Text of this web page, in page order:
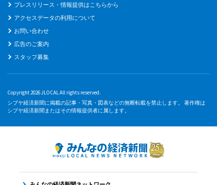
プレスリリース・情報提供はこちらから
アクセスデータの利用について
お問い合わせ
広告のご案内
スタッフ募集
Copyright 2026 JLOCAL All rights reserved.
シブヤ経済新聞に掲載の記事・写真・図表などの無断転載を禁止します。 著作権は
シブヤ経済新聞またはその情報提供者に属します。